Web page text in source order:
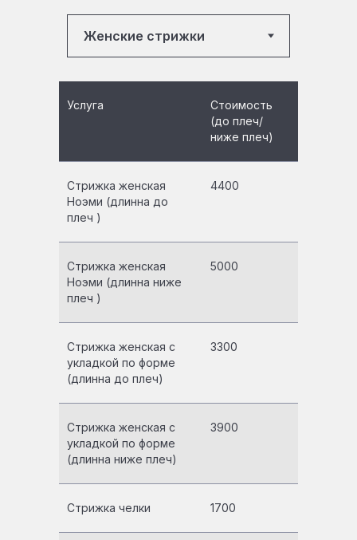
Услуга
Стоимость
(до плеч/
ниже плеч)
Стрижка женская
Ноэми (длинна до
плеч )
4400
Стрижка женская
Ноэми (длинна ниже
плеч )
5000
Стрижка женская с
укладкой по форме
(длинна до плеч)
3300
Стрижка женская с
укладкой по форме
(длинна ниже плеч)
3900
Стрижка челки 1700